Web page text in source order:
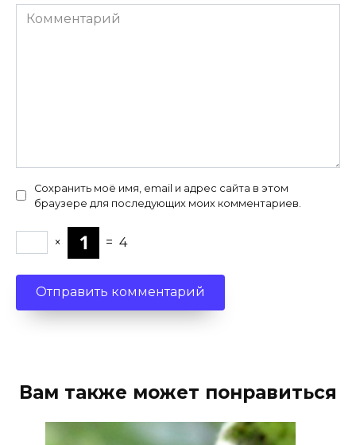
Комментарий
Сохранить моё имя, email и адрес сайта в этом
браузере для последующих моих комментариев.
× = 4
Вам также может понравиться